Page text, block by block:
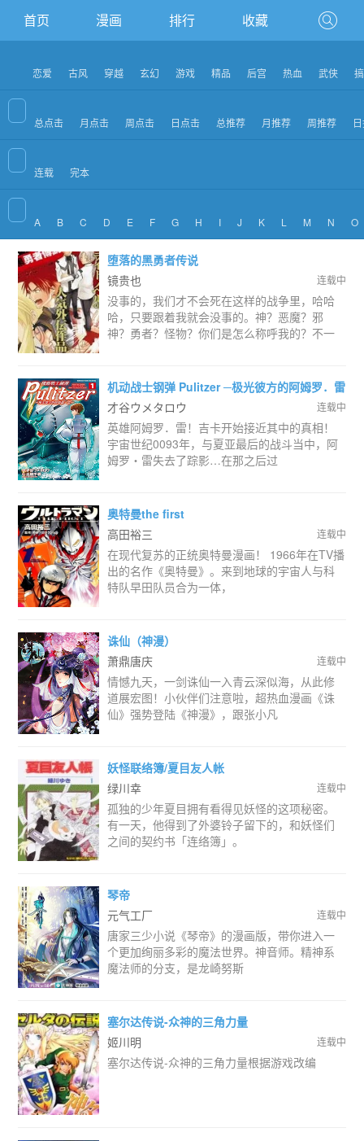
首页 漫画 排行 收藏
恋爱 古风 穿越 玄幻 游戏 精品 后宫 热血 武侠
总点击 月点击 周点击 日点击 总推荐 月推荐 周推荐
连载 完本
A B C D E F G H I J K L M N O
堕落的黑勇者传说
镜贵也
连载中
没事的，我们才不会死在这样的战争里，哈哈
哈，只要跟着我就会没事的。神？恶魔？邪
神？勇者？怪物？你们是怎么称呼我的？不一
机动战士钢弹 Pulitzer ─极光彼方的阿姆罗．雷
─
才谷ウメタロウ 连载中
英雄阿姆罗．雷！吉卡开始接近其中的真相！
宇宙世纪0093年，与夏亚最后的战斗当中，阿
姆罗‧雷失去了踪影…在那之后过
奥特曼the first
高田裕三
连载中
在现代复苏的正统奥特曼漫画！ 1966年在TV播
出的名作《奥特曼》。来到地球的宇宙人与科
特队早田队员合为一体，
诛仙（神漫）
萧鼎唐庆
连载中
情憾九天，一剑诛仙一入青云深似海，从此修
道展宏图！小伙伴们注意啦，超热血漫画《诛
仙》强势登陆《神漫》，跟张小凡
妖怪联络簿/夏目友人帐
绿川幸
连载中
孤独的少年夏目拥有看得见妖怪的这项秘密。
有一天，他得到了外婆铃子留下的，和妖怪们
之间的契约书「连络簿」。
琴帝
元气工厂
连载中
唐家三少小说《琴帝》的漫画版，带你进入一
个更加绚丽多彩的魔法世界。神音师。精神系
魔法师的分支，是龙崎努斯
塞尔达传说-众神的三角力量
姬川明
连载中
塞尔达传说-众神的三角力量根据游戏改编